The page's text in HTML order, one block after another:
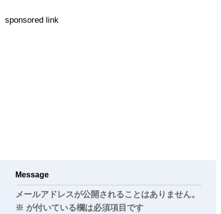
sponsored link
Message
メールアドレスが公開されることはありません。
※ が付いている欄は必須項目です